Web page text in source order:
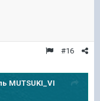
#16
MUTSUKI_VI